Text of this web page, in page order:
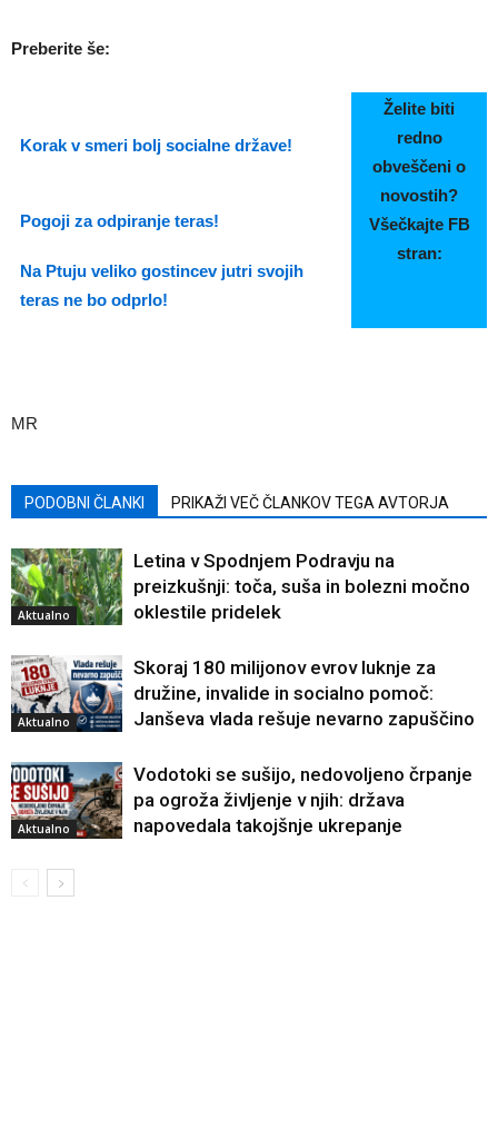
Preberite še:
Korak v smeri bolj socialne države!
Želite biti
redno
obveščeni o
novostih?
Všečkajte FB
stran:
Pogoji za odpiranje teras!
Na Ptuju veliko gostincev jutri svojih
teras ne bo odprlo!
MR
PODOBNI ČLANKI PRIKAŽI VEČ ČLANKOV TEGA AVTORJA
Aktualno
Letina v Spodnjem Podravju na
preizkušnji: toča, suša in bolezni močno
oklestile pridelek
Aktualno
Skoraj 180 milijonov evrov luknje za
družine, invalide in socialno pomoč:
Janševa vlada rešuje nevarno zapuščino
Aktualno
Vodotoki se sušijo, nedovoljeno črpanje
pa ogroža življenje v njih: država
napovedala takojšnje ukrepanje